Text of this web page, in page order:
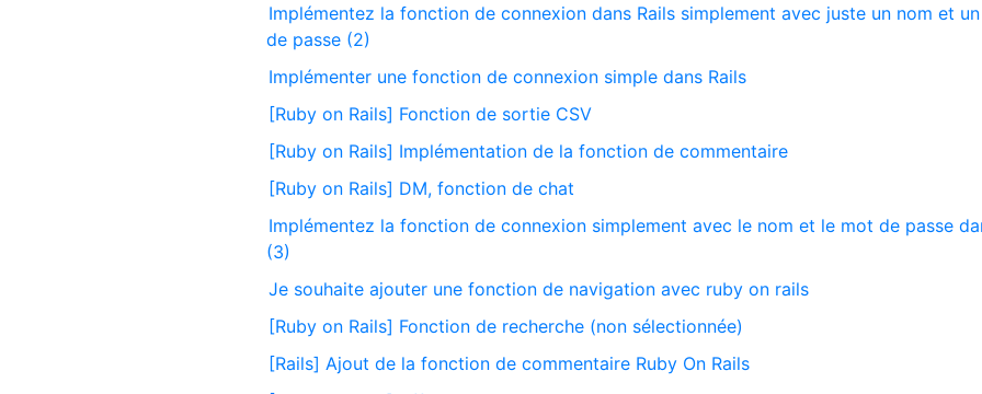
Implémentez la fonction de connexion dans Rails simplement avec juste un nom et
de passe (2)
Implémenter une fonction de connexion simple dans Rails
[Ruby on Rails] Fonction de sortie CSV
[Ruby on Rails] Implémentation de la fonction de commentaire
[Ruby on Rails] DM, fonction de chat
Implémentez la fonction de connexion simplement avec le nom et le mot de passe
(3)
Je souhaite ajouter une fonction de navigation avec ruby on rails
[Ruby on Rails] Fonction de recherche (non sélectionnée)
[Rails] Ajout de la fonction de commentaire Ruby On Rails